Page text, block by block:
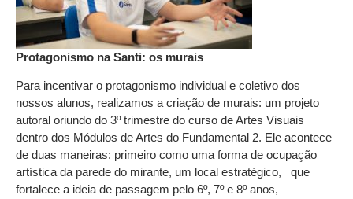
Protagonismo na Santi: os murais
Para incentivar o protagonismo individual e coletivo dos
nossos alunos, realizamos a criação de murais: um projeto
autoral oriundo do 3º trimestre do curso de Artes Visuais
dentro dos Módulos de Artes do Fundamental 2. Ele acontece
de duas maneiras: primeiro como uma forma de ocupação
artística da parede do mirante, um local estratégico, que
fortalece a ideia de passagem pelo 6º, 7º e 8º anos,